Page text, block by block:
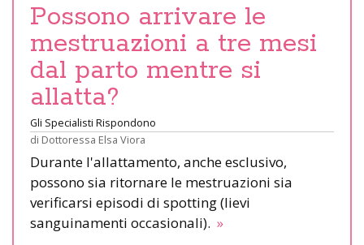
Possono arrivare le
mestruazioni a tre mesi
dal parto mentre si
allatta?
Gli Specialisti Rispondono
di Dottoressa Elsa Viora
Durante l'allattamento, anche esclusivo,
possono sia ritornare le mestruazioni sia
verificarsi episodi di spotting (lievi
sanguinamenti occasionali). »